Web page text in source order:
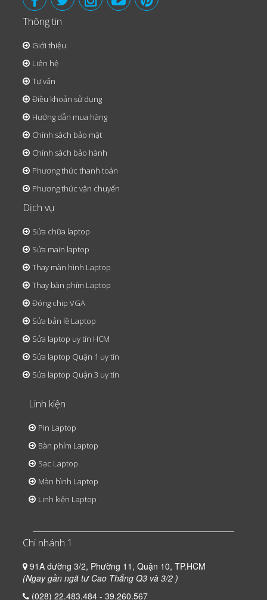
Thông tin
Giới thiệu
Liên hệ
Tư vấn
Điều khoản sử dụng
Hướng dẫn mua hàng
Chính sách bảo mật
Chính sách bảo hành
Phương thức thanh toán
Phương thức vận chuyển
Dịch vụ
Sửa chữa laptop
Sửa main laptop
Thay màn hình Laptop
Thay bàn phím Laptop
Đóng chip VGA
Sửa bản lề Laptop
Sửa laptop uy tín HCM
Sửa laptop Quận 1 uy tín
Sửa laptop Quận 3 uy tín
Linh kiện
Pin Laptop
Bàn phím Laptop
Sạc Laptop
Màn hình Laptop
Linh kiện Laptop
Chi nhánh 1
91A đường 3/2, Phường 11, Quận 10, TP.HCM
(Ngay gần ngã tư Cao Thắng Q3 và 3/2 )
(028) 22.483.484 - 39.260.567